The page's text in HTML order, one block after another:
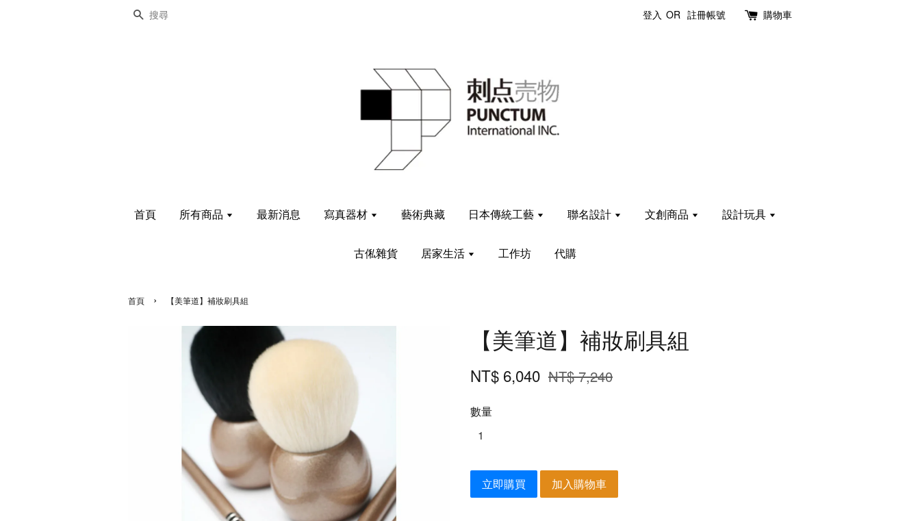
搜尋 登入 OR 註冊帳號 購物車
首頁 所有商品 最新消息 寫真器材 藝術典藏 日本傳統工藝 聯名設計 文創商品 設計玩具
古俬雜貨 居家生活 工作坊 代購
首頁 › 【美筆道】補妝刷具組
【美筆道】補妝刷具組
NT$ 6,040 NT$ 7,240
數量
立即購買 加入購物車